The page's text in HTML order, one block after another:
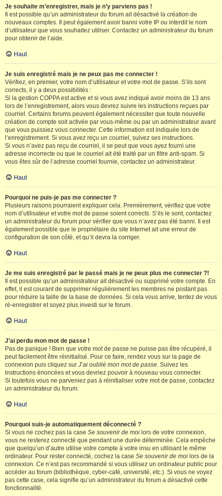
Je souhaite m’enregistrer, mais je n’y parviens pas !
Il est possible qu’un administrateur du forum ait désactivé la création de
nouveaux comptes. Il peut également avoir banni votre IP ou interdit le nom
d’utilisateur que vous souhaitez utiliser. Contactez un administrateur du forum
pour obtenir de l’aide.
Haut
Je suis enregistré mais je ne peux pas me connecter !
Vérifiez, en premier, votre nom d’utilisateur et votre mot de passe. S’ils sont
corrects, il y a deux possibilités :
Si la gestion COPPA est active et si vous avez indiqué avoir moins de 13 ans
lors de l’enregistrement, alors vous devrez suivre les instructions reçues par
courriel. Certains forums peuvent également nécessiter que toute nouvelle
création de compte soit activée par vous-même ou par un administrateur avant
que vous puissiez vous connecter. Cette information est indiquée lors de
l’enregistrement. Si vous avez reçu un courriel, suivez ses instructions.
Si vous n’avez pas reçu de courriel, il se peut que vous ayez fourni une
adresse incorrecte ou que le courriel ait été traité par un filtre anti-spam. Si
vous êtes sûr de l’adresse courriel fournie, contactez un administrateur.
Haut
Pourquoi ne puis-je pas me connecter ?
Plusieurs raisons pourraient expliquer cela. Premièrement, vérifiez que votre
nom d’utilisateur et votre mot de passe soient corrects. S’ils le sont, contactez
un administrateur du forum pour vérifier que vous n’avez pas été banni. Il est
également possible que le propriétaire du site Internet ait une erreur de
configuration de son côté, et qu’il devra la corriger.
Haut
Je me suis enregistré par le passé mais je ne peux plus me connecter ?!
Il est possible qu’un administrateur ait désactivé ou supprimé votre compte. En
effet, il est courant de supprimer régulièrement les membres ne postant pas
pour réduire la taille de la base de données. Si cela vous arrive, tentez de vous
ré-enregistrer et soyez plus investi sur le forum.
Haut
J’ai perdu mon mot de passe !
Pas de panique ! Bien que votre mot de passe ne puisse pas être récupéré, il
peut facilement être réinitialisé. Pour ce faire, rendez vous sur la page de
connexion puis cliquez sur J’ai oublié mon mot de passe. Suivez les
instructions énoncées et vous devriez pouvoir à nouveau vous connecter.
Si toutefois vous ne parveniez pas à réinitialiser votre mot de passe, contactez
un administrateur du forum.
Haut
Pourquoi suis-je automatiquement déconnecté ?
Si vous ne cochez pas la case Se souvenir de moi lors de votre connexion,
vous ne resterez connecté que pendant une durée déterminée. Cela empêche
que quelqu’un d’autre utilise votre compte à votre insu en utilisant le même
ordinateur. Pour rester connecté, cochez la case Se souvenir de moi lors de la
connexion. Ce n’est pas recommandé si vous utilisez un ordinateur public pour
accéder au forum (bibliothèque, cyber-café, université, etc.). Si vous ne voyez
pas cette case, cela signifie qu’un administrateur du forum a désactivé cette
fonctionnalité.